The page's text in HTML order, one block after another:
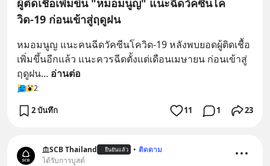
วิด-19 ก่อนเข้าสู่ฤดูฝน
หมอมนูญ แนะคนฉีดวัคซีนโควิด-19 หลังพบยอดผู้ติดเชื้อ
เพิ่มขึ้นอีกแล้ว แนะควรฉีดตั้งแต่เดือนเมษายน ก่อนเข้าสู่
ฤดูฝน... อ่านต่อ
2
2 บันทึก 11 1 23
SCB Thailand ยืนยันแล้ว • ติดตาม
ได้รับการบูสต์